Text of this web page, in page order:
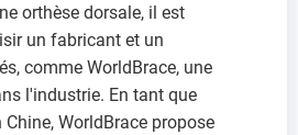
orthèse dorsale, il est
un fabricant et un
comme WorldBrace, une
l'industrie. En tant que
WorldBrace propose